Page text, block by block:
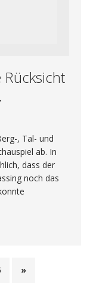
, Tal- und
ab. In
dass der
noch das
»